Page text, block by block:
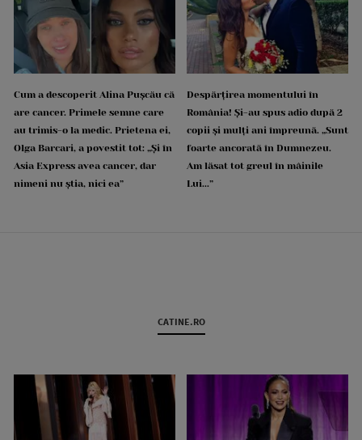
Cum a descoperit Alina Pușcău că
are cancer. Primele semne care
au trimis-o la medic. Prietena ei,
Olga Barcari, a povestit tot: „Și în
Asia Express avea cancer, dar
nimeni nu știa, nici ea”
Despărțirea momentului în
România! Și-au spus adio după 2
copii și mulți ani împreună. „Sunt
foarte ancorată în Dumnezeu.
Am lăsat tot greul în mâinile
Lui...”
CATINE.RO